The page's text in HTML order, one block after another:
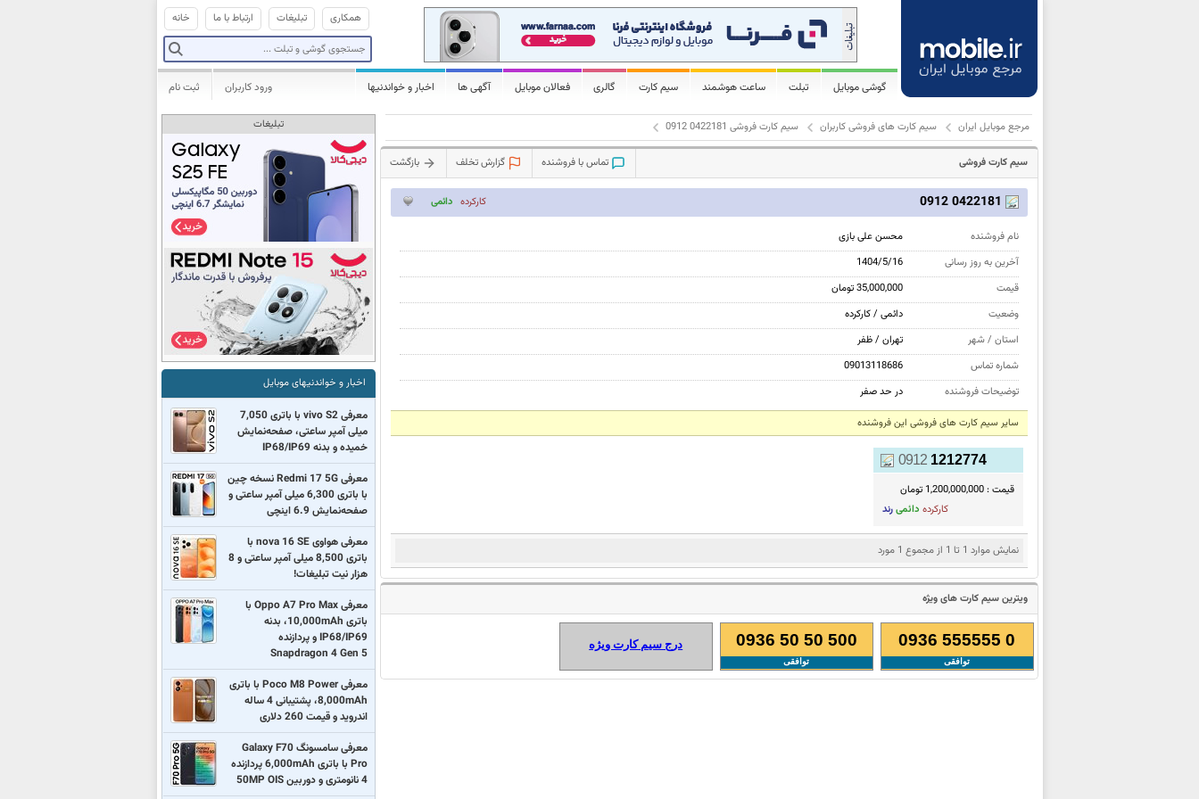
خانه ارتباط با ما تبلیغات همکاری
گوشی موبایل تبلت ساعت هوشمند سیم کارت گالری فعالان موبایل آگهی ها اخبار و خواندنیها ثبت نام ورود کاربران
مرجع موبایل ایران سیم کارت های فروشی کاربران سیم کارت فروشی 0422181 0912
سیم کارت فروشی تماس با فروشنده گزارش تخلف بازگشت
کارکرده دائمی
نام فروشنده
محسن علی بازی
آخرین به روز رسانی
1404/5/16
قیمت
35,000,000 تومان
وضعیت
دائمی / کارکرده
استان / شهر
تهران / ظفر
شماره تماس
09013118686
توضیحات فروشنده
در حد صفر
سایر سیم کارت های فروشی این فروشنده
0912 1212774
قیمت :1,200,000,000 تومان
کارکرده دائمیرند
نمایش موارد 1 تا 1 از مجموع 1 مورد
ویترین سیم کارت های ویژه
0936 555555 0
توافقی
0936 50 50 500
توافقی
درج سیم کارت ویژه
تبلیغات
اخبار و خواندنیهای موبایل
معرفی vivo S2 با باتری 7,050
میلی آمپر ساعتی، صفحه‌نمایش
خمیده و بدنه IP68/IP69
معرفی Redmi 17 5G نسخه چین
با باتری 6,300 میلی آمپر ساعتی و
صفحه‌نمایش 6.9 اینچی
معرفی هواوی nova 16 SE با
باتری 8,500 میلی آمپر ساعتی و 8
هزار نیت تبلیغات!
معرفی Oppo A7 Pro Max با
باتری 10,000mAh، بدنه
IP68/IP69 و پردازنده
Snapdragon 4 Gen 5
معرفی Poco M8 Power با باتری
8,000mAh، پشتیبانی 4 ساله
اندروید و قیمت 260 دلاری
معرفی سامسونگ Galaxy F70
Pro با باتری 6,000mAh پردازنده
4 نانومتری و دوربین 50MP OIS